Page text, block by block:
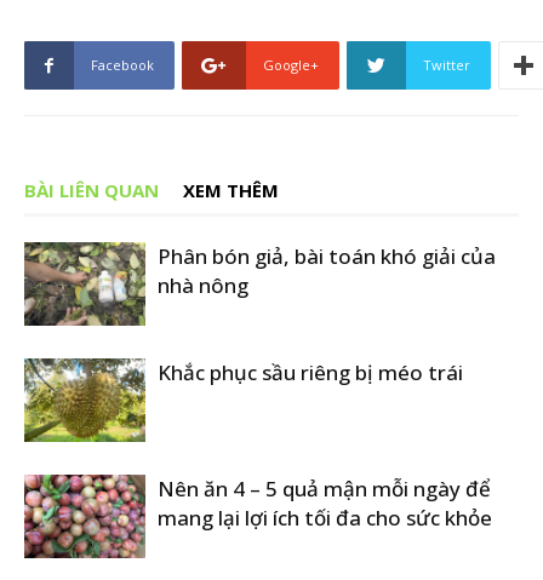
Facebook Google+ Twitter
BÀI LIÊN QUAN XEM THÊM
Phân bón giả, bài toán khó giải của
nhà nông
Khắc phục sầu riêng bị méo trái
Nên ăn 4 – 5 quả mận mỗi ngày để
mang lại lợi ích tối đa cho sức khỏe